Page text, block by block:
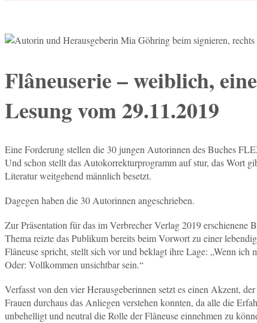
Flâneuserie – weiblich,
Lesung vom 29.11.2019
Eine Forderung stellen die 30 jungen Autorinnen des Buches
Und schon stellt das Autokorrekturprogramm auf stur, das Wort
Literatur weitgehend männlich besetzt.
Dagegen haben die 30 Autorinnen angeschrieben.
Zur Präsentation für das im Verbrecher Verlag 2019
Thema reizte das Publikum bereits beim Vorwort zu einer
Flâneuse spricht, stellt sich vor und beklagt ihre Lage: „Wenn ich
Oder: Vollkommen unsichtbar sein.“
Verfasst von den vier Herausgeberinnen setzt es einen Akzent,
Frauen durchaus das Anliegen verstehen konnten, da alle die
unbehelligt und neutral die Rolle der Flâneuse einnehmen zu